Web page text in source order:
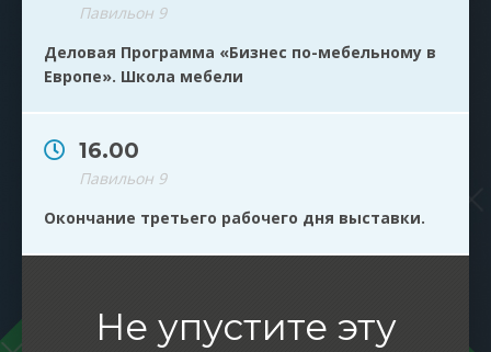
Павильон 9
Деловая Программа «Бизнес по-мебельному в
Европе». Школа мебели
16.00
Павильон 9
Окончание третьего рабочего дня выставки.
Не упустите эту